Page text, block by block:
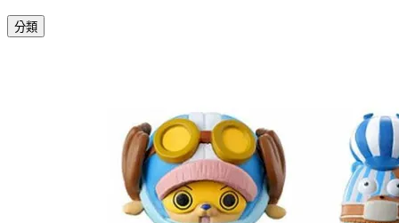
分類